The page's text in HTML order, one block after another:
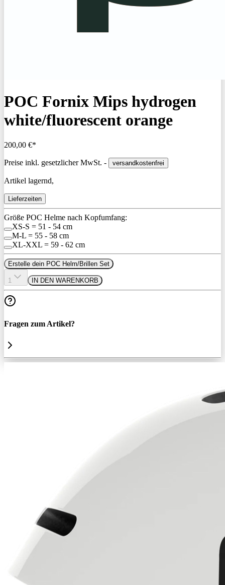
POC Fornix Mips hydrogen
white/fluorescent orange
200,00 €*
Preise inkl. gesetzlicher MwSt. - versandkostenfrei
Artikel lagernd,
Lieferzeiten
Größe POC Helme nach Kopfumfang:
XS-S = 51 - 54 cm
M-L = 55 - 58 cm
XL-XXL = 59 - 62 cm
Erstelle dein POC Helm/Brillen Set
1 IN DEN WARENKORB
Fragen zum Artikel?